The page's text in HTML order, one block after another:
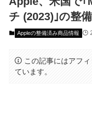
チ (2023)｣の整
Appleの整備済み商品情報
この記事にはアフ
ています。